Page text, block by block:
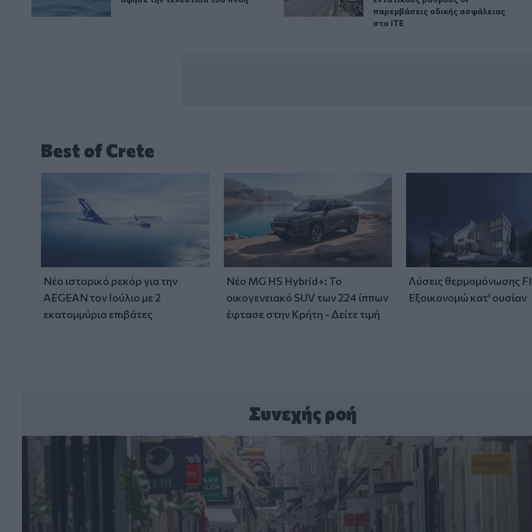
παρεμβάσεις οδικής ασφάλειας
στο ΙΤΕ
Best of Crete
Νέο ιστορικό ρεκόρ για την
AEGEAN τον Ιούλιο με 2
εκατομμύρια επιβάτες
Νέο MG HS Hybrid+: Το
οικογενειακό SUV των 224 ίππων
έφτασε στην Κρήτη - Δείτε τιμή
Λύσεις θερμομόνωσης
Εξοικονομώ κατ' ουσίαν
Συνεχής ροή